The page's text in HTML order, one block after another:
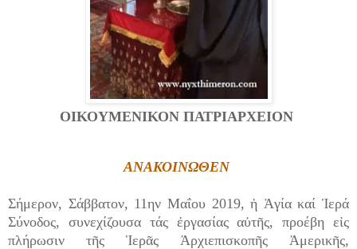
ΟΙΚΟΥΜΕΝΙΚΟΝ ΠΑΤΡΙΑΡΧΕΙΟΝ
ΑΝΑΚΟΙΝΩΘΕΝ
Σήμερον, Σάββατον, 11ην Μαΐου 2019, ἡ Ἁγία καί Ἱερά
Σύνοδος, συνεχίζουσα τάς ἐργασίας αὐτῆς, προέβη εἰς
πλήρωσιν τῆς Ἱερᾶς Ἀρχιεπισκοπῆς Ἀμερικῆς,